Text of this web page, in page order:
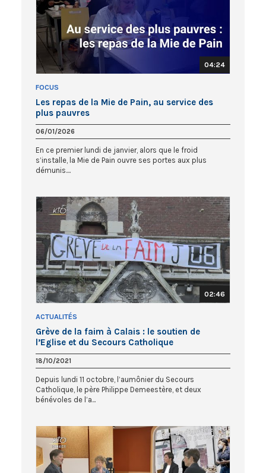
04:24
FOCUS
Les repas de la Mie de Pain, au service des
plus pauvres
06/01/2026
En ce premier lundi de janvier, alors que le froid
s’installe, la Mie de Pain ouvre ses portes aux plus
démunis....
02:46
ACTUALITÉS
Grève de la faim à Calais : le soutien de
l’Eglise et du Secours Catholique
18/10/2021
Depuis lundi 11 octobre, l’aumônier du Secours
Catholique, le père Philippe Demeestère, et deux
bénévoles de l’a...